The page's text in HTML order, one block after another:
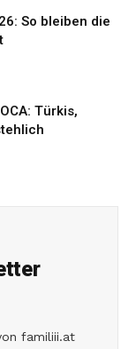
So bleiben die
Türkis,
familiii.at